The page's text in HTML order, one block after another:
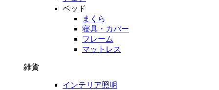
ベッド
まくら
寝具・カバー
フレーム
マットレス
雑貨
インテリア照明